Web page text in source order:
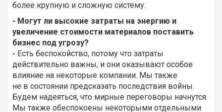
более крупную и сложную систему.
- Могут ли высокие затраты на энергию и
увеличение стоимости материалов поставить
бизнес под угрозу?
- Есть беспокойство, потому что затраты
действительно важны, и они оказывают особое
влияние на некоторые компании. Мы также
не в состоянии предсказать последствия войны.
Будем надеяться, что мирные переговоры начнутся.
Мы также обеспокоены некоторыми отдельными